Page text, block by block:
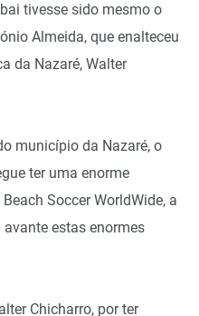
tivesse sido mesmo o
Almeida, que enalteceu
da Nazaré, Walter
município da Nazaré, o
ter uma enorme
Soccer WorldWide, a
avante estas enormes
Chicharro, por ter